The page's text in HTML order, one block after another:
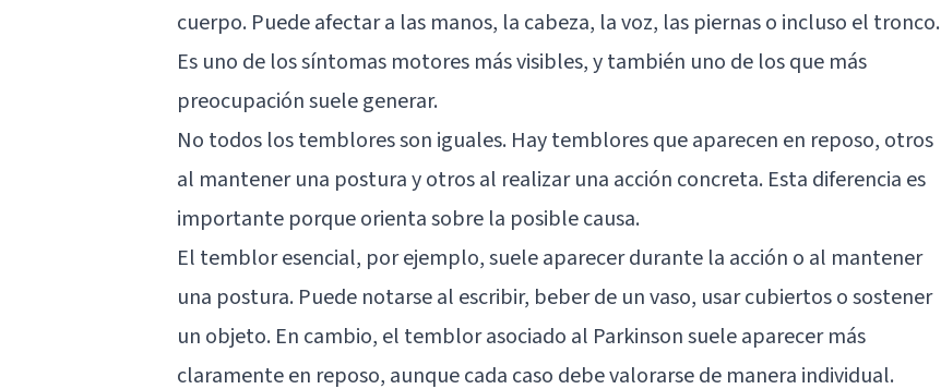
cuerpo. Puede afectar a las manos, la cabeza, la voz, las piernas o incluso el tronco.
Es uno de los síntomas motores más visibles, y también uno de los que más
preocupación suele generar.
No todos los temblores son iguales. Hay temblores que aparecen en reposo, otros
al mantener una postura y otros al realizar una acción concreta. Esta diferencia es
importante porque orienta sobre la posible causa.
El temblor esencial, por ejemplo, suele aparecer durante la acción o al mantener
una postura. Puede notarse al escribir, beber de un vaso, usar cubiertos o sostener
un objeto. En cambio, el temblor asociado al Parkinson suele aparecer más
claramente en reposo, aunque cada caso debe valorarse de manera individual.